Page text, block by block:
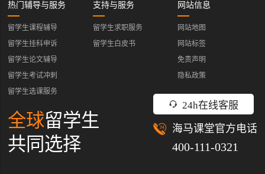
24h在线客服
海马课堂官方电话
400-111-0321
热门辅导与服务
留学生课程辅导
留学生挂科申诉
留学生论文辅导
留学生考试冲刺
留学生选课服务
支持与服务
留学生求职服务
留学生白皮书
网站信息
网站地图
网站标签
免责声明
隐私政策
全球留学生
共同选择